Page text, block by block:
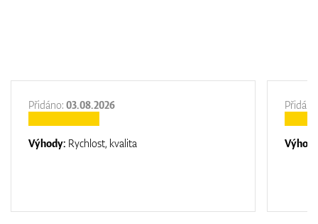
Přidáno: 03.08.2026
Výhody: Rychlost, kvalita